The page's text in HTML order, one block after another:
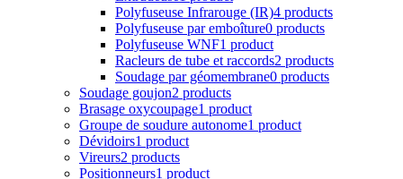
Polyfuseuse Infrarouge (IR)4 products
Polyfuseuse par emboîture0 products
Polyfuseuse WNF1 product
Racleurs de tube et raccords2 products
Soudage par géomembrane0 products
Soudage goujon2 products
Brasage oxycoupage1 product
Groupe de soudure autonome1 product
Dévidoirs1 product
Vireurs2 products
Positionneurs1 product